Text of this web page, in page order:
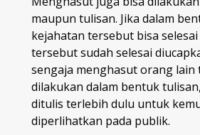
maupun tulisan. Jika dalam
kejahatan tersebut bisa
tersebut sudah selesai
sengaja menghasut orang lain
dilakukan dalam bentuk
ditulis terlebih dulu untuk
diperlihatkan pada publik.